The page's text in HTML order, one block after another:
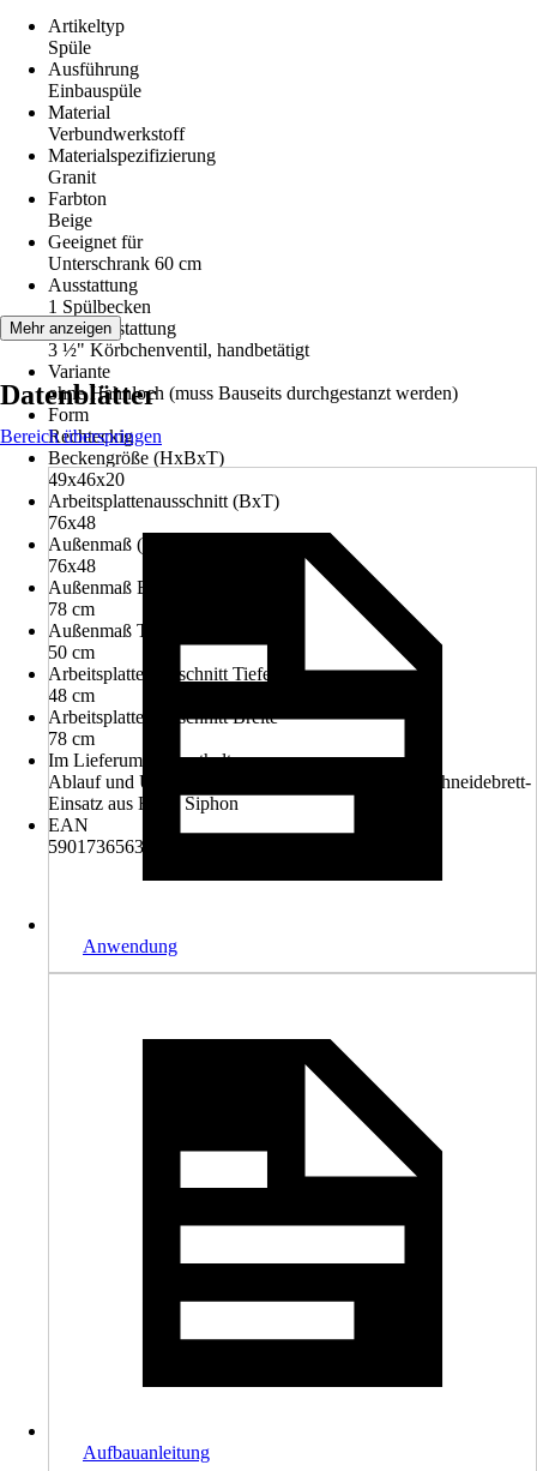
Artikeltyp
Spüle
Ausführung
Einbauspüle
Material
Verbundwerkstoff
Materialspezifizierung
Granit
Farbton
Beige
Geeignet für
Unterschrank 60 cm
Ausstattung
1 Spülbecken
Ventilausstattung
3 ½" Körbchenventil, handbetätigt
Variante
ohne Hahnloch (muss Bauseits durchgestanzt werden)
Form
Rechteckig
Beckengröße (HxBxT)
49x46x20
Arbeitsplattenausschnitt (BxT)
76x48
Außenmaß (BxT)
76x48
Außenmaß Breite
78 cm
Außenmaß Tiefe
50 cm
Arbeitsplattenausschnitt Tiefe
48 cm
Arbeitsplattenausschnitt Breite
78 cm
Im Lieferumfang enthalten
Ablauf und Überlaufgarnitur, Einbauspülbecken, Schneidebrett-
Einsatz aus Holz, Siphon
EAN
5901736563300
Mehr anzeigen
Datenblätter
Bereich überspringen
Anwendung
Aufbauanleitung